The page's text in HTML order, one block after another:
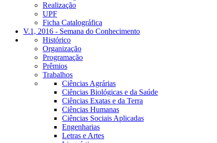
Realização
UPF
Ficha Catalográfica
V.1, 2016 - Semana do Conhecimento
Histórico
Organização
Programação
Prêmios
Trabalhos
Ciências Agrárias
Ciências Biológicas e da Saúde
Ciências Exatas e da Terra
Ciências Humanas
Ciências Sociais Aplicadas
Engenharias
Letras e Artes